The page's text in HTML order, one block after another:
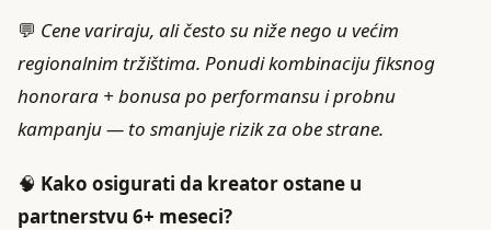
💬 Cene variraju, ali često su niže nego u većim
regionalnim tržištima. Ponudi kombinaciju fiksnog
honorara + bonusa po performansu i probnu
kampanju — to smanjuje rizik za obe strane.
🧠 Kako osigurati da kreator ostane u
partnerstvu 6+ meseci?